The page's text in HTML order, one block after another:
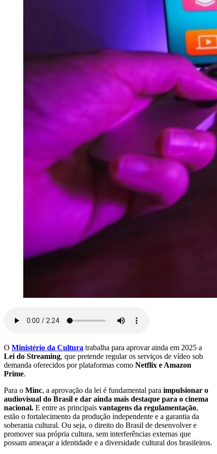
O Ministério da Cultura trabalha para aprovar ainda em 2025 a
Lei do Streaming, que pretende regular os serviços de vídeo sob
demanda oferecidos por plataformas como Netflix e Amazon
Prime.
Para o Minc, a aprovação da lei é fundamental para impulsionar o
audiovisual do Brasil e dar ainda mais destaque para o cinema
nacional. E entre as principais vantagens da regulamentação,
estão o fortalecimento da produção independente e a garantia da
soberania cultural. Ou seja, o direito do Brasil de desenvolver e
promover sua própria cultura, sem interferências externas que
possam ameaçar a identidade e a diversidade cultural dos brasileiros.